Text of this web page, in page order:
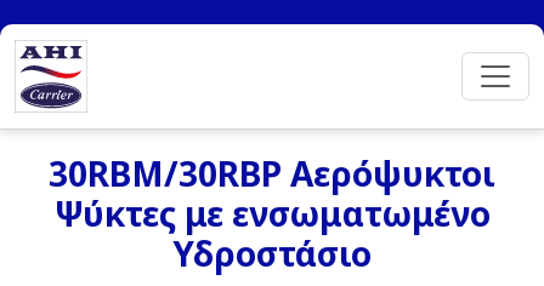
30RBM/30RBP Αερόψυκτοι
Ψύκτες με ενσωματωμένο
Υδροστάσιο